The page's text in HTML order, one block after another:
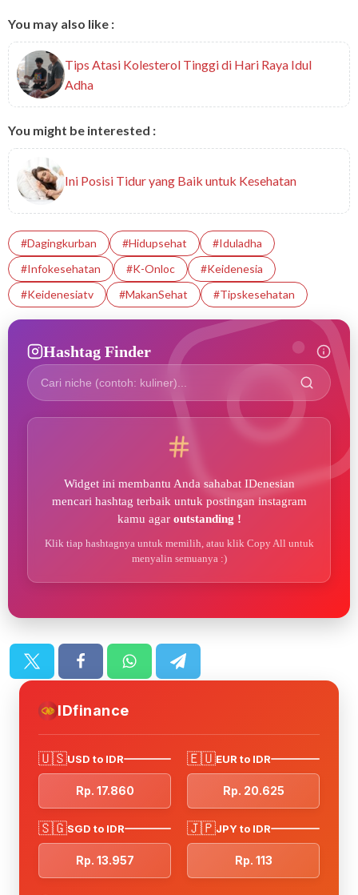
You may also like :
Tips Atasi Kolesterol Tinggi di Hari Raya Idul
Adha
You might be interested :
Ini Posisi Tidur yang Baik untuk Kesehatan
#dagingkurban #hidupsehat
#iduladha
#infokesehatan
#K-Onloc
#Keidenesia
#Keidenesiatv
#MakanSehat #tipskesehatan
Hashtag Finder
Widget ini membantu Anda sahabat IDenesian
mencari hashtag terbaik untuk postingan instagram
kamu agar outstanding !
Klik tiap hashtagnya untuk memilih, atau klik Copy All untuk
menyalin semuanya :)
IDfinance
🇺🇸USD to IDR
Rp. 17.860
🇪🇺EUR to IDR
Rp. 20.625
🇸🇬SGD to IDR
Rp. 13.957
🇯🇵JPY to IDR
Rp. 113